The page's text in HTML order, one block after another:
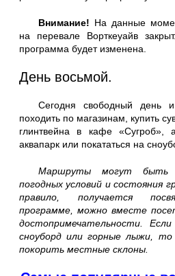
Внимание! На данные
на перевале Ворткеуайв
программа будет изменена.
День восьмой.
Сегодня свободный день
походить по магазинам, купить
глинтвейна в кафе «Сугроб»,
аквапарк или покататься на
Маршруты могут быть
погодных условий и состояния
правило, получается
программе, можно вместе
достопримечательности.
сноуборд или горные лыжи,
покорить местные склоны.